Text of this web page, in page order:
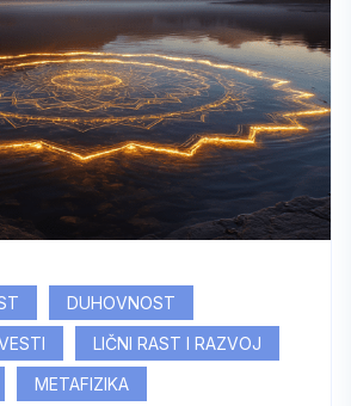
DUHOVNOST
LIČNI RAST I RAZVOJ
METAFIZIKA